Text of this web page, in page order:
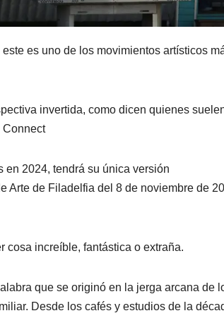
es uno de los movimientos artísticos
invertida, como dicen quienes
Connect
2024, tendrá su única versión
Arte de Filadelfia del 8 de noviembre de
cosa increíble, fantástica o extraña.
que se originó en la jerga arcana de
Desde los cafés y estudios de la